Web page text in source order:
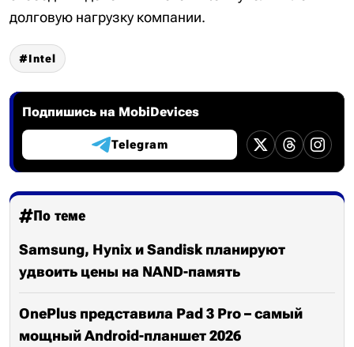
долговую нагрузку компании.
Intel
Подпишись на MobiDevices
Telegram
По теме
Samsung, Hynix и Sandisk планируют
удвоить цены на NAND-память
OnePlus представила Pad 3 Pro – самый
мощный Android-планшет 2026